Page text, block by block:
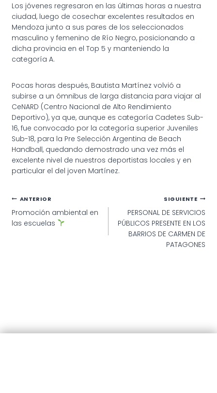
Los jóvenes regresaron en las últimas horas a nuestra
ciudad, luego de cosechar excelentes resultados en
Mendoza junto a sus pares de los seleccionados
masculino y femenino de Río Negro, posicionando a
dicha provincia en el Top 5 y manteniendo la
categoría A.
Pocas horas después, Bautista Martínez volvió a
subirse a un ómnibus de larga distancia para viajar al
CeNARD (Centro Nacional de Alto Rendimiento
Deportivo), ya que, aunque es categoría Cadetes Sub-
16, fue convocado por la categoría superior Juveniles
Sub-18, para la Pre Selección Argentina de Beach
Handball, quedando demostrado una vez más el
excelente nivel de nuestros deportistas locales y en
particular el del joven Martínez.
Navegación
de
ANTERIOR
Promoción ambiental en
las escuelas
SIGUIENTE
PERSONAL DE SERVICIOS
PÚBLICOS PRESENTE EN LOS
BARRIOS DE CARMEN DE
PATAGONES